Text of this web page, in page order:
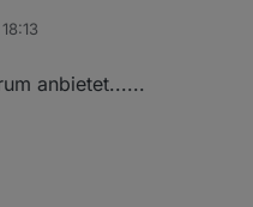
anbietet......